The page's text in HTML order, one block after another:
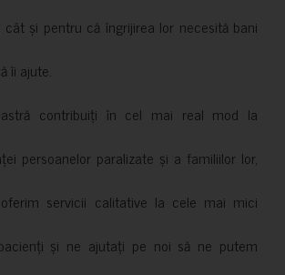
cât și pentru că îngrijirea lor necesită bani
îi ajute.
contribuiți în cel mai real mod la
persoanelor paralizate și a familiilor lor,
servicii calitative la cele mai mici
și ne ajutați pe noi să ne putem